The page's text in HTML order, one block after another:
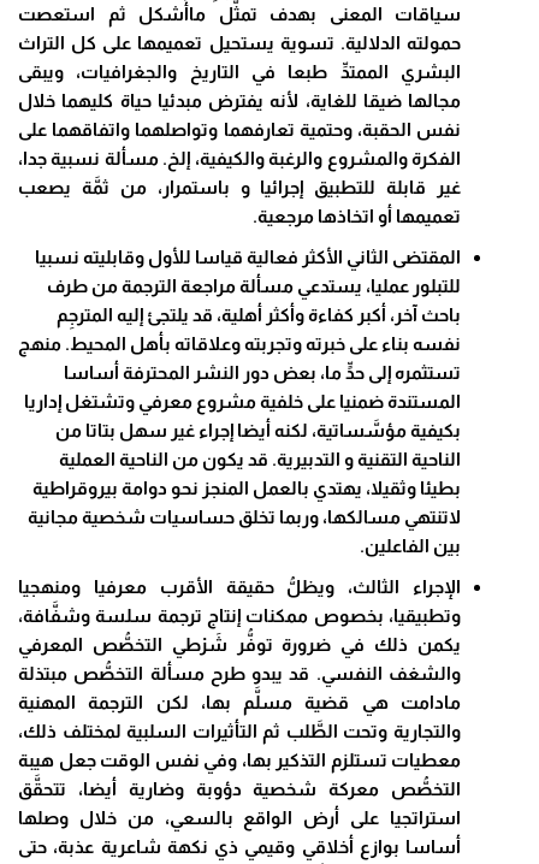
سياقات المعنى بهدف تمثُّل ماأُشكل ثم استعصت
حمولته الدلالية. تسوية يستحيل تعميمها على كل التراث
البشري الممتدِّ طبعا في التاريخ والجغرافيات، ويبقى
مجالها ضيقا للغاية، لأنه يفترض مبدئيا حياة كليهما خلال
نفس الحقبة، وحتمية تعارفهما وتواصلهما واتفاقهما على
الفكرة والمشروع والرغبة والكيفية، إلخ. مسألة نسبية جدا،
غير قابلة للتطبيق إجرائيا و باستمرار، من ثمَّة يصعب
تعميمها أو اتخاذها مرجعية.
المقتضى الثاني الأكثر فعالية قياسا للأول وقابليته نسبيا
للتبلور عمليا، يستدعي مسألة مراجعة الترجمة من طرف
باحث آخر، أكبر كفاءة وأكثر أهلية، قد يلتجئ إليه المترجِم
نفسه بناء على خبرته وتجربته وعلاقاته بأهل المحيط. منهج
تستثمره إلى حدٍّ ما، بعض دور النشر المحترفة أساسا
المستندة ضمنيا على خلفية مشروع معرفي وتشتغل إداريا
بكيفية مؤسَّساتية، لكنه أيضا إجراء غير سهل بتاتا من
الناحية التقنية و التدبيرية. قد يكون من الناحية العملية
بطيئا وثقيلا، يهتدي بالعمل المنجز نحو دوامة بيروقراطية
لاتنتهي مسالكها، وربما تخلق حساسيات شخصية مجانية
بين الفاعلين.
الإجراء الثالث، ويظلُّ حقيقة الأقرب معرفيا ومنهجيا
وتطبيقيا، بخصوص ممكنات إنتاج ترجمة سلسة وشفَّافة،
يكمن ذلك في ضرورة توفُّر شَرْطي التخصُّص المعرفي
والشغف النفسي. قد يبدو طرح مسألة التخصُّص مبتذلة
مادامت هي قضية مسلَّم بها، لكن الترجمة المهنية
والتجارية وتحت الطَّلب ثم التأثيرات السلبية لمختلف ذلك،
معطيات تستلزم التذكير بها، وفي نفس الوقت جعل هيبة
التخصُّص معركة شخصية دؤوبة وضارية أيضا، تتحقَّق
استراتجيا على أرض الواقع بالسعي، من خلال وصلها
أساسا بوازع أخلاقي وقيمي ذي نكهة شاعرية عذبة، حتى